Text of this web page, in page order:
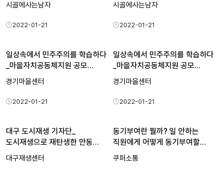
시골에사는남자
2022-01-21
시골에사는남자
2022-01-21
일상속에서 민주주의를 학습하다
_마을자치공동체지원 공모…
경기마을센터
2022-01-21
일상속에서 민주주의를 학습하다
_마을자치공동체지원 공모…
경기마을센터
2022-01-21
대구 도시재생 기자단_
도시재생으로 재탄생한 안동
중구동…
대구재생센터
동기부여란 뭘까? 일 안하는
직원에게 어떻게 동기부여할…
쿠퍼소통